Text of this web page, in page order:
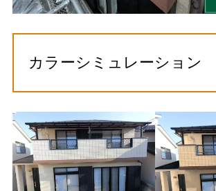
カラーシミュレーション